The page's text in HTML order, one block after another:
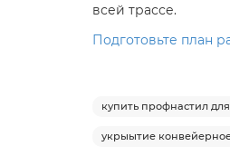
всей трассе.
Подготовьте план
купить профнастил
укрыытие